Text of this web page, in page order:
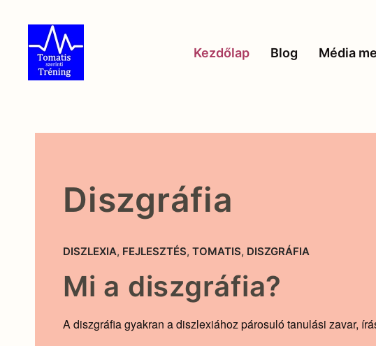
Skip to main content
Kezdőlap Blog Média
Diszgráfia
DISZLEXIA, FEJLESZTÉS, TOMATIS, DISZGRÁFIA
Mi a diszgráfia?
A diszgráfia gyakran a diszlexiához párosuló tanulási zavar,